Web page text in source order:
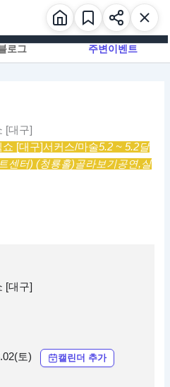
로그 주변이벤트
[대구]
쇼 [대구]서커스/마술5.2 ~ 5.2달
센터) (청룡홀)골라보기공연,실
[대구]
토) 캘린더 추가